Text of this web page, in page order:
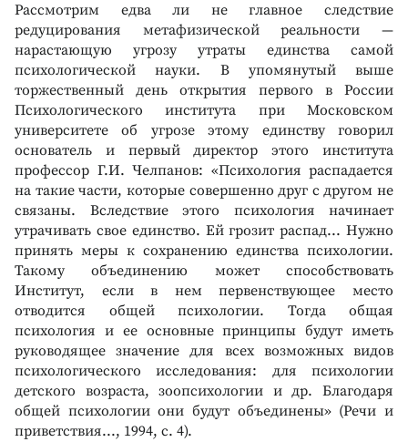
Рассмотрим едва ли не главное следствие
редуцирования метафизической реальности —
нарастающую угрозу утраты единства самой
психологической науки. В упомянутый выше
торжественный день открытия первого в России
Психологического института при Московском
университете об угрозе этому единству говорил
основатель и первый директор этого института
профессор Г.И. Челпанов: «Психология распадается
на такие части, которые совершенно друг с другом не
связаны. Вследствие этого психология начинает
утрачивать свое единство. Ей грозит распад... Нужно
принять меры к сохранению единства психологии.
Такому объединению может способствовать
Институт, если в нем первенствующее место
отводится общей психологии. Тогда общая
психология и ее основные принципы будут иметь
руководящее значение для всех возможных видов
психологического исследования: для психологии
детского возраста, зоопсихологии и др. Благодаря
общей психологии они будут объединены» (Речи и
приветствия..., 1994, с. 4).